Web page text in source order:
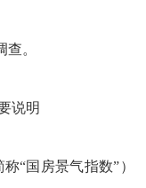
。
说明
国房景气指数”）